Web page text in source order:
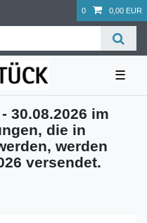
0 0,00 EUR
☰
30.08.2026 im
die in
werden
versendet.